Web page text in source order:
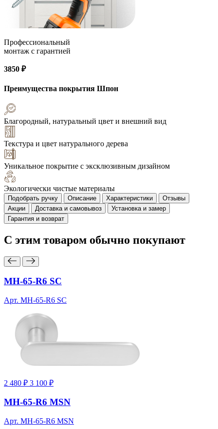
Профессиональный
монтаж с гарантией
3850 ₽
Преимущества покрытия Шпон
Благородный, натуральный цвет и внешний вид
Текстура и цвет натурального дерева
Уникальное покрытие с эксклюзивным дизайном
Экологически чистые материалы
Подобрать ручку Описание Характеристики
Отзывы
Акции
Доставка и самовывоз
Установка и замер
Гарантия и возврат
С этим товаром обычно покупают
MH-65-R6 SC
Арт. MH-65-R6 SC
2 480 ₽ 3 100 ₽
MH-65-R6 MSN
Арт. MH-65-R6 MSN